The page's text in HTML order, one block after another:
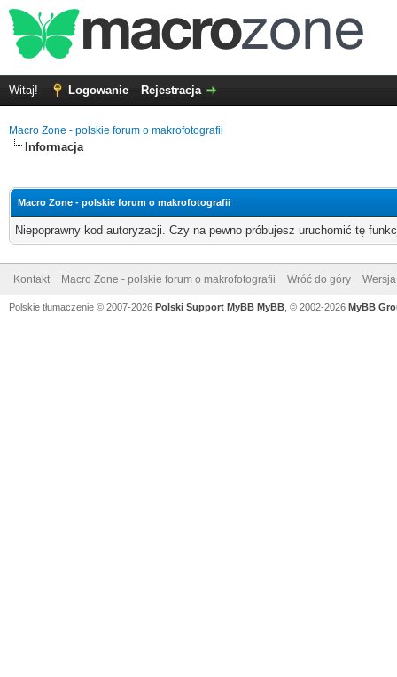
Witaj! Logowanie Rejestracja
Macro Zone - polskie forum o makrofotografii
Informacja
Macro Zone - polskie forum o makrofotografii
Niepoprawny kod autoryzacji. Czy na pewno próbujesz uruchomić tę
Kontakt Macro Zone - polskie forum o makrofotografii Wróć do góry
Polskie tłumaczenie © 2007-2026 Polski Support MyBB MyBB , © 2002-2026 MyBB